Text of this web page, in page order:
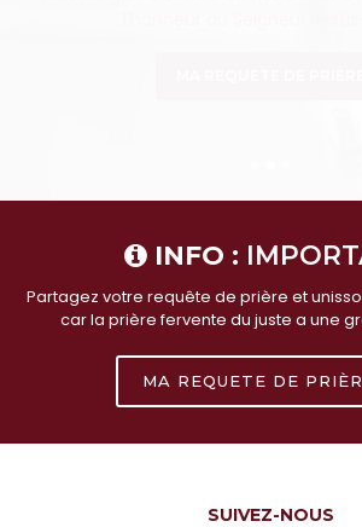
INFO :
Partagez votre requête de prière et
car la prière fervente du juste a une
MA REQUETE DE
SUIVEZ-NOUS